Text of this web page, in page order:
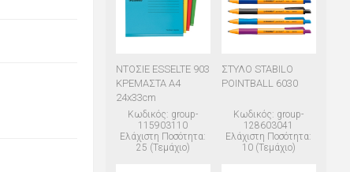
ΝΤΟΣΙΕ ESSELTE 903
ΚΡΕΜΑΣΤΑ Α4
24x33cm
Κωδικός: group-
115903110
Ελάχιστη Ποσότητα:
25 (Τεμάχιο)
ΣΤΥΛΟ STABILO
POINTBALL 6030
Κωδικός: group-
128603041
Ελάχιστη Ποσότητα:
10 (Τεμάχιο)